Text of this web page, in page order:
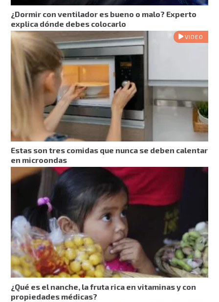
¿Dormir con ventilador es bueno o malo? Experto
explica dónde debes colocarlo
VIDEO
Estas son tres comidas que nunca se deben calentar
en microondas
¿Qué es el nanche, la fruta rica en vitaminas y con
propiedades médicas?